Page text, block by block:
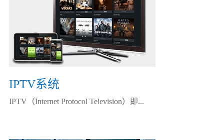
IPTV系统
IPTV（Internet Protocol Television）即...